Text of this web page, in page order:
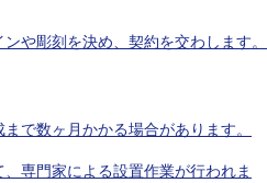
や彫刻を決め、契約を交わします。
で数ヶ月かかる場合があります。
専門家による設置作業が行われま